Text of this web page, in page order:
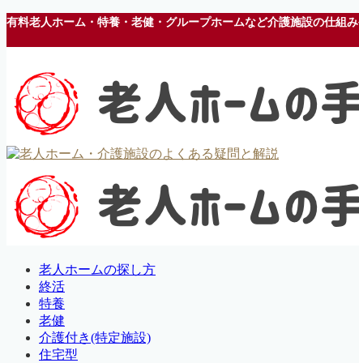
有料老人ホーム・特養・老健・グループホームなど介護施設の仕組
老人ホームの探し方
終活
特養
老健
介護付き(特定施設)
住宅型